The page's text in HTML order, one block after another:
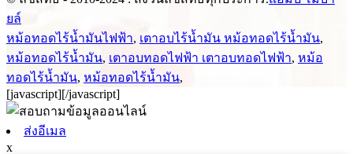
ยล์
หม้อทอดไร้น้ำมันไฟฟ้า, เตาอบไร้น้ำมัน หม้อทอดไร้น้ำมัน,
หม้อทอดไร้น้ำมัน, เตาอบทอดไฟฟ้า เตาอบทอดไฟฟ้า, หม้อ
ทอดไร้น้ำมัน, หม้อทอดไร้น้ำมัน,
[javascript] [/javascript]
ส่งอีเมล
x